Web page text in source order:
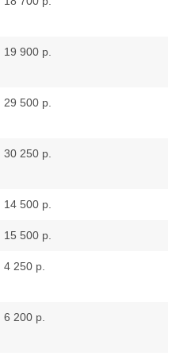
19 900 р.
29 500 р.
30 250 р.
14 500 р.
15 500 р.
4 250 р.
6 200 р.